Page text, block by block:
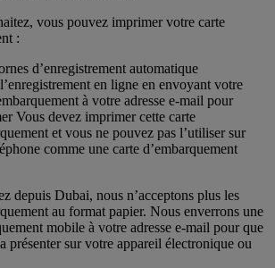
vous pouvez imprimer votre carte
:
d’enregistrement automatique
en ligne en envoyant votre
à votre adresse e-mail pour
Vous devez imprimer cette carte
et vous ne pouvez pas l’utiliser sur
comme une carte d’embarquement
depuis Dubai, nous n’acceptons plus les
au format papier. Nous enverrons une
mobile à votre adresse e-mail pour que
présenter sur votre appareil électronique ou